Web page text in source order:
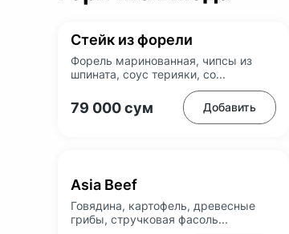
Стейк из форели
Форель маринованная, чипсы из
шпината, соус терияки, со...
79 000сум Добавить
Asia Beef
Говядина, картофель, древесные
грибы, стручковая фасоль...